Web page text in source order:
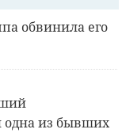
обвинила его
одна из бывших